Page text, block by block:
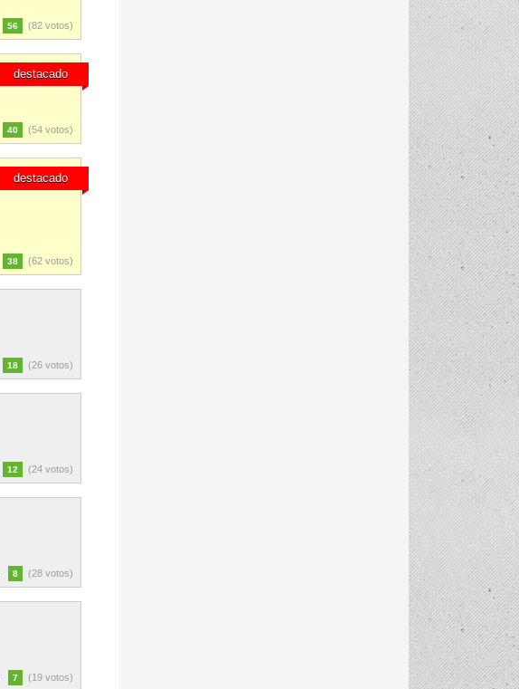
56 (82 votos)
destacado
40 (54 votos)
destacado
38 (62 votos)
18 (26 votos)
12 (24 votos)
8 (28 votos)
7 (19 votos)